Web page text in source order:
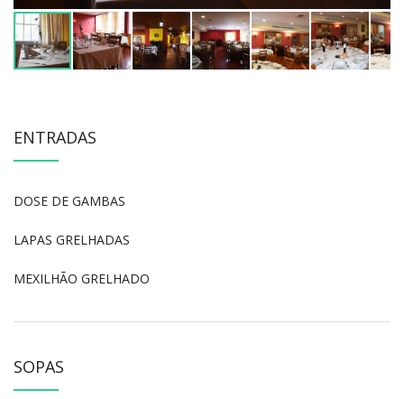
ENTRADAS
DOSE DE GAMBAS
LAPAS GRELHADAS
MEXILHÃO GRELHADO
SOPAS